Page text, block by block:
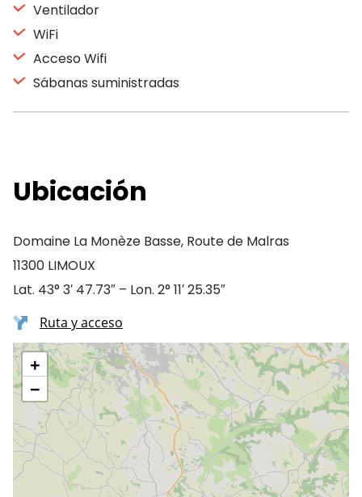
Ventilador
WiFi
Acceso Wifi
Sábanas suministradas
Ubicación
Domaine La Monèze Basse, Route de Malras
11300 LIMOUX
Lat. 43° 3′ 47.73″ – Lon. 2° 11′ 25.35″
Ruta y acceso
+
−